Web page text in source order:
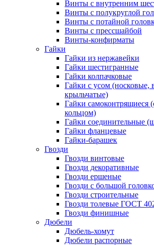
Винты c внутренним
Винты с полукруглой
Винты с потайной
Винты с прессшайбой
Винты-конфирматы
Гайки
Гайки из нержавейки
Гайки шестигранные
Гайки колпачковые
Гайки с усом (носковые,
крыльчатые)
Гайки самоконтрящиеся
кольцом)
Гайки соединительные
Гайки фланцевые
Гайки-барашек
Гвозди
Гвозди винтовые
Гвозди декоративные
Гвозди ершеные
Гвозди с большой
Гвозди строительные
Гвозди толевые ГОСТ
Гвозди финишные
Дюбели
Дюбель-хомут
Дюбели распорные